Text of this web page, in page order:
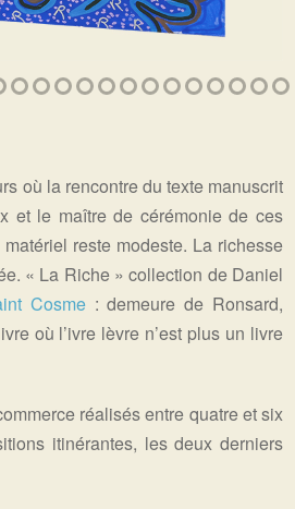
où la rencontre du texte manuscrit
et le maître de cérémonie de ces
reste modeste. La richesse
« La Riche » collection de Daniel
Cosme: demeure de Ronsard,
où l’ivre lèvre n’est plus un livre
réalisés entre quatre et six
itinérantes, les deux derniers